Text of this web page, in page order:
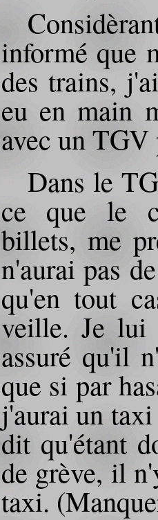
informé que
des trains,
eu en main
avec un TGV
Dans le
ce que le
billets, me
n'aurai pas
qu'en tout
veille. Je lui
assuré qu'il
que si par
j'aurai un
dit qu'étant
de grève, il
taxi.